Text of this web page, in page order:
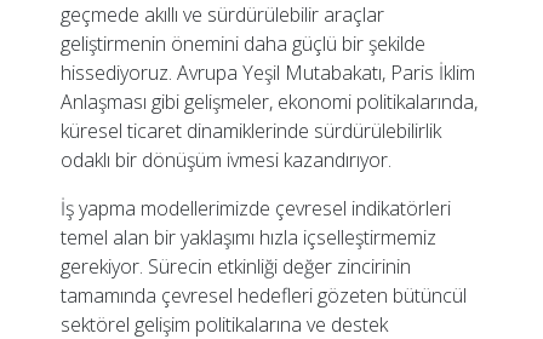
geçmede akıllı ve sürdürülebilir araçlar
geliştirmenin önemini daha güçlü bir şekilde
hissediyoruz. Avrupa Yeşil Mutabakatı, Paris İklim
Anlaşması gibi gelişmeler, ekonomi politikalarında,
küresel ticaret dinamiklerinde sürdürülebilirlik
odaklı bir dönüşüm ivmesi kazandırıyor.
İş yapma modellerimizde çevresel indikatörleri
temel alan bir yaklaşımı hızla içselleştirmemiz
gerekiyor. Sürecin etkinliği değer zincirinin
tamamında çevresel hedefleri gözeten bütüncül
sektörel gelişim politikalarına ve destek